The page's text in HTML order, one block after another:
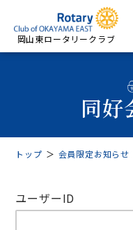
岡山東ロータリークラブ
同好
トップ ＞ 会員限定お知らせ
ユーザーID